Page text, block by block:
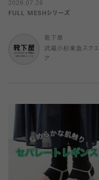
2026.07.26
FULL MESHシリーズ
靴下屋
武蔵小杉東急スクエ
ア